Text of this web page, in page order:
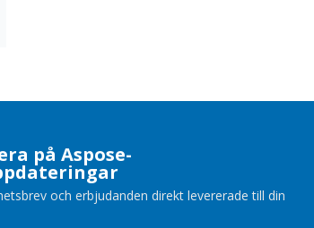
på Aspose-
och erbjudanden direkt levererade till din